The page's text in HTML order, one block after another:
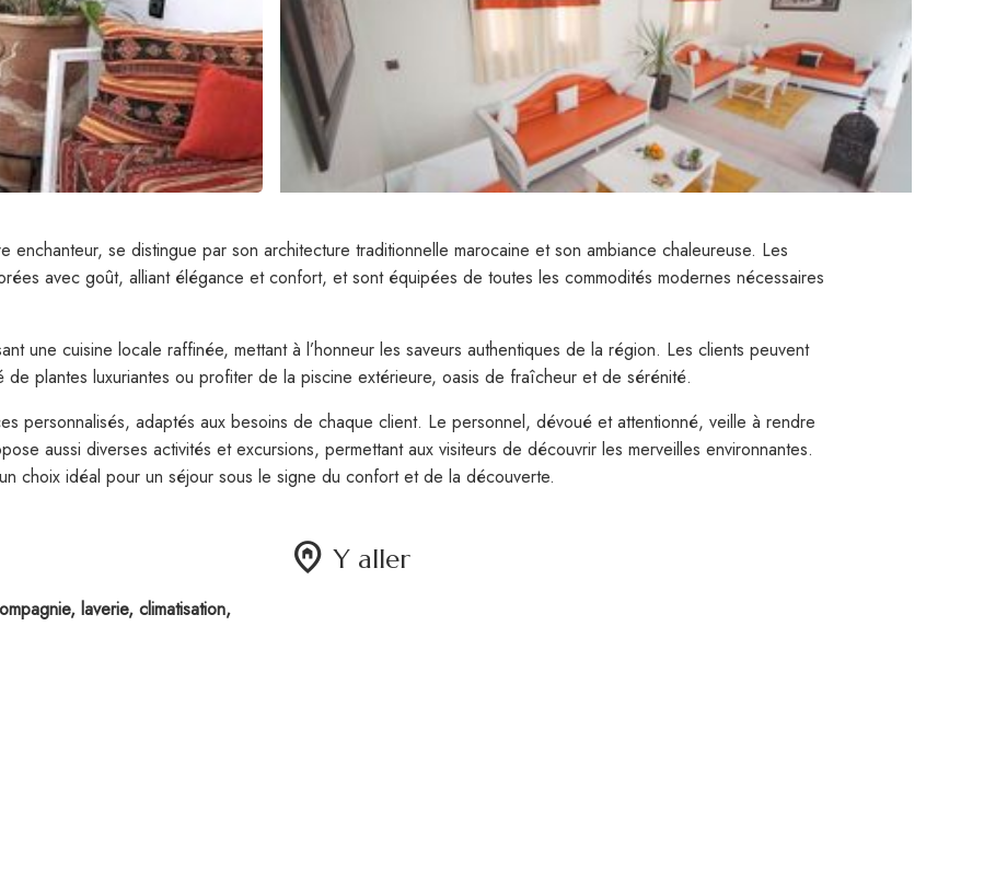
enchanteur, se distingue par son architecture traditionnelle marocaine et son ambiance chaleureuse. Les
avec goût, alliant élégance et confort, et sont équipées de toutes les commodités modernes nécessaires
une cuisine locale raffinée, mettant à l’honneur les saveurs authentiques de la région. Les clients peuvent
plantes luxuriantes ou profiter de la piscine extérieure, oasis de fraîcheur et de sérénité.
personnalisés, adaptés aux besoins de chaque client. Le personnel, dévoué et attentionné, veille à rendre
aussi diverses activités et excursions, permettant aux visiteurs de découvrir les merveilles environnantes.
choix idéal pour un séjour sous le signe du confort et de la découverte.
laverie, climatisation,
home_pin Y aller